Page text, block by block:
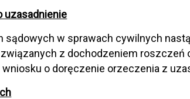
uzasadnienie
sądowych w sprawach cywilnych
z dochodzeniem roszczeń
wniosku o doręczenie orzeczenia z